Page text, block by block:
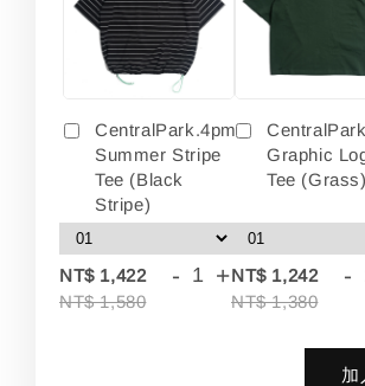
CentralPark.4pm
Summer Stripe
Tee (Black
Stripe)
NT$ 1,422
NT$ 1,580
- +
Graphic
Tee (Grass)
NT$ 1,242
NT$ 1,380
-
加